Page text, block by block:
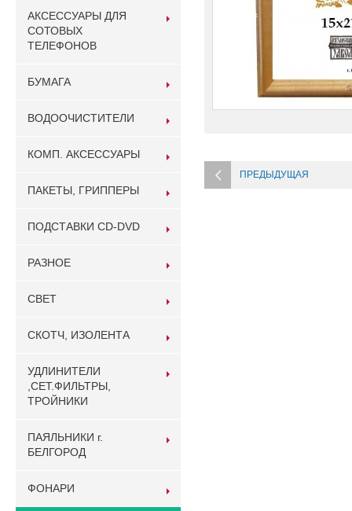
ПРЕДЫДУЩАЯ
АКСЕССУАРЫ ДЛЯ
СОТОВЫХ
ТЕЛЕФОНОВ
БУМАГА
ВОДООЧИСТИТЕЛИ
КОМП. АКСЕССУАРЫ
ПАКЕТЫ, ГРИППЕРЫ
ПОДСТАВКИ CD-DVD
РАЗНОЕ
СВЕТ
СКОТЧ, ИЗОЛЕНТА
УДЛИНИТЕЛИ
,СЕТ.ФИЛЬТРЫ,
ТРОЙНИКИ
ПАЯЛЬНИКИ г.
БЕЛГОРОД
ФОНАРИ